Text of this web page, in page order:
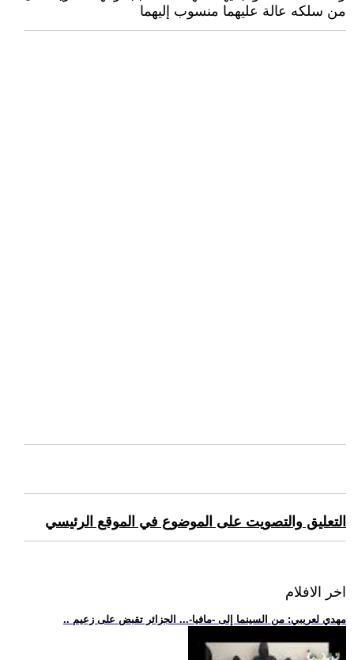
من سلكه عالة عليهما منسوب إليهما
التعليق والتصويت على الموضوع في الموقع الرئيسي
اخر الافلام
.. مهدي لعريبي: من السينما إلى -مافيا-... الجزائر تقبض على زعيم